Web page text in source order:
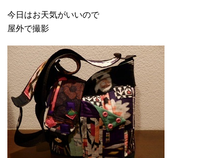
今日はお天気がいいので
屋外で撮影